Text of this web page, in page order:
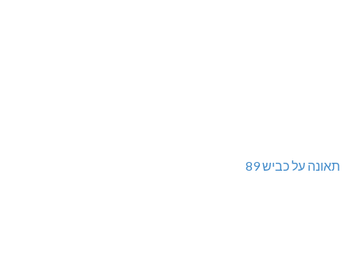
תאונה על כביש 89